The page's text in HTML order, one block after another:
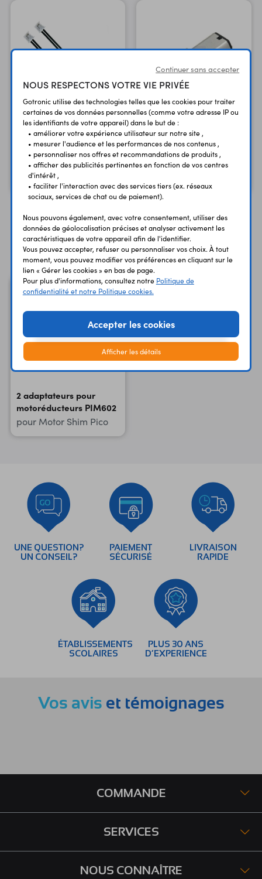
2 cordons JST ZH 1,5 mm
CAB1012
1,10 € TTC
0,92 € HT
Motoréducteur HP 1595
réduction 1000:1
36,90 € TTC
Vous avez déja consulté
2 adaptateurs pour
motoréducteurs PIM602
pour Motor Shim Pico
UNE QUESTION?
UN CONSEIL?
PAIEMENT
SÉCURISÉ
LIVRAISON
RAPIDE
ÉTABLISSEMENTS
SCOLAIRES
PLUS 30 ANS
D’EXPERIENCE
Vos avis et témoignages
COMMANDE
SERVICES
NOUS CONNAÎTRE
Continuer sans accepter
NOUS RESPECTONS VOTRE VIE PRIVÉE
Gotronic utilise des technologies telles que les cookies pour traiter
certaines de vos données personnelles (comme votre adresse IP ou
les identifiants de votre appareil) dans le but de :
• améliorer votre expérience utilisateur sur notre site ,
• mesurer l'audience et les performances de nos contenus ,
• personnaliser nos offres et recommandations de produits ,
• afficher des publicités pertinentes en fonction de vos centres
d'intérêt ,
• faciliter l'interaction avec des services tiers (ex. réseaux
sociaux, services de chat ou de paiement).
Nous pouvons également, avec votre consentement, utiliser des
données de géolocalisation précises et analyser activement les
caractéristiques de votre appareil afin de l'identifier.
Vous pouvez accepter, refuser ou personnaliser vos choix. À tout
moment, vous pouvez modifier vos préférences en cliquant sur le
lien « Gérer les cookies » en bas de page.
Pour plus d'informations, consultez notre Politique de
confidentialité et notre Politique cookies.
Accepter les cookies
Afficher les détails